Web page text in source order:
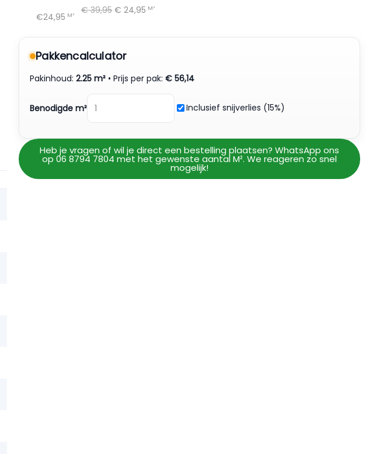
€24,95 M² €39,95 € 24,95 M²
Pakkencalculator
Pakinhoud:2.25 m² • Prijs per pak:€ 56,14
Benodigde m² Inclusief snijverlies (15%)
Heb je vragen of wil je direct een bestelling plaatsen? WhatsApp ons
op 06 8794 7804 met het gewenste aantal M². We reageren zo snel
mogelijk!